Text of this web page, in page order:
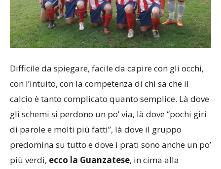
Difficile da spiegare, facile da capire con gli occhi,
con l’intuito, con la competenza di chi sa che il
calcio è tanto complicato quanto semplice. Là dove
gli schemi si perdono un po’ via, là dove “pochi giri
di parole e molti più fatti”, là dove il gruppo
predomina su tutto e dove i prati sono anche un po’
più verdi, ecco la Guanzatese, in cima alla